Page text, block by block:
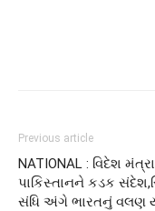
Previous article
NATIONAL : વિદેશ
પાકિસ્તાનને કડક
સંધિ અંગે ભારતનું વલણ